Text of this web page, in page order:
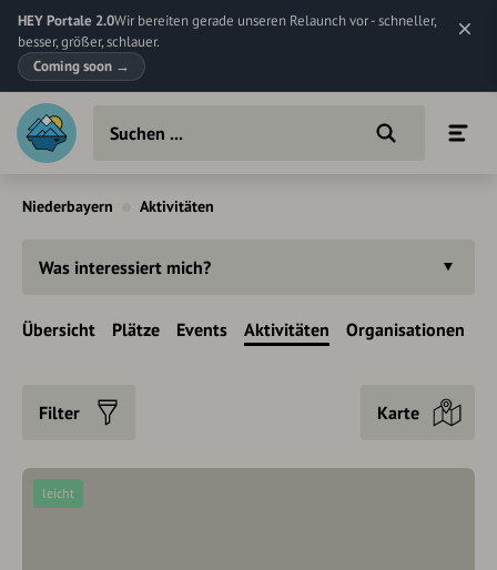
HEY Portale 2.0Wir bereiten gerade unseren Relaunch vor - schneller,
besser, größer, schlauer.
Coming soon →
Niederbayern Aktivitäten
Was interessiert mich?
Übersicht Plätze Events Aktivitäten Organisationen
Filter Karte
leicht